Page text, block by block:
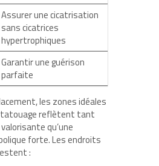
Assurer une cicatrisation
sans cicatrices
hypertrophiques
Garantir une guérison
parfaite
les zones idéales
tatouage reflètent tant
qu’une
forte. Les endroits
: